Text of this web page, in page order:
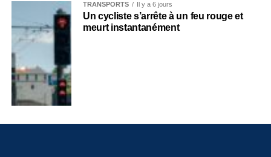
TRANSPORTS Il y a 6 jours
Un cycliste s’arrête à un feu rouge et
meurt instantanément